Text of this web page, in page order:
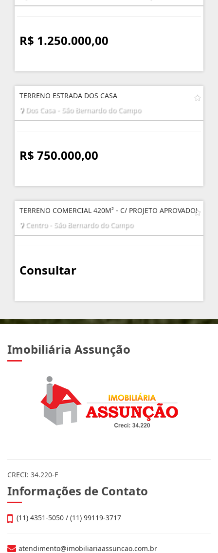
R$ 1.250.000,00
TERRENO ESTRADA DOS CASA
Dos Casa - São Bernardo do Campo
R$ 750.000,00
TERRENO COMERCIAL 420M² - C/ PROJETO APROVADO!
Centro - São Bernardo do Campo
Consultar
Imobiliária Assunção
CRECI: 34.220-F
Informações de Contato
(11) 4351-5050 / (11) 99119-3717
atendimento@imobiliariaassuncao.com.br